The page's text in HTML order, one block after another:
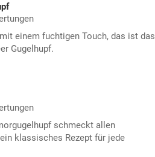
einem fuchtigen Touch, das ist das
Gugelhupf.
schmeckt allen
klassisches Rezept für jede